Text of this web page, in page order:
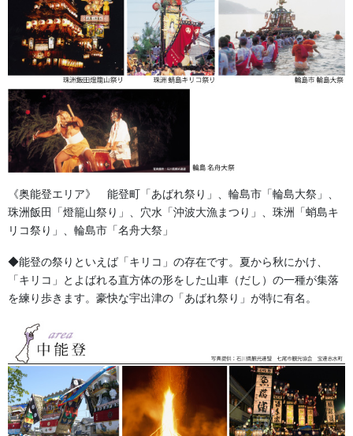
現在使用しているお祭りの法被・ハンテン・半纏の染印入り衿を
取り替えます。
《奥能登エリア》 能登町「あばれ祭り」、輪島市「輪島大祭」、
珠洲飯田「燈籠山祭り」、穴水「沖波大漁まつり」、珠洲「蛸島キ
リコ祭り」、輪島市「名舟大祭」
◆能登の祭りといえば「キリコ」の存在です。夏から秋にかけ、
「キリコ」とよばれる直方体の形をした山車（だし）の一種が集落
を練り歩きます。豪快な宇出津の「あばれ祭り」が特に有名。